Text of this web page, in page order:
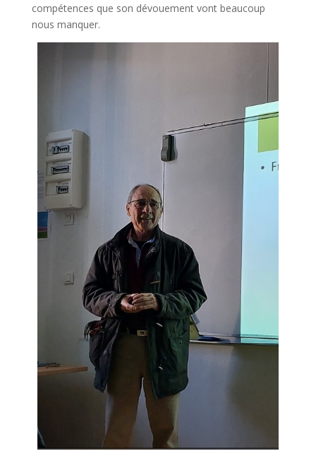
compétences que son dévouement vont beaucoup
nous manquer.